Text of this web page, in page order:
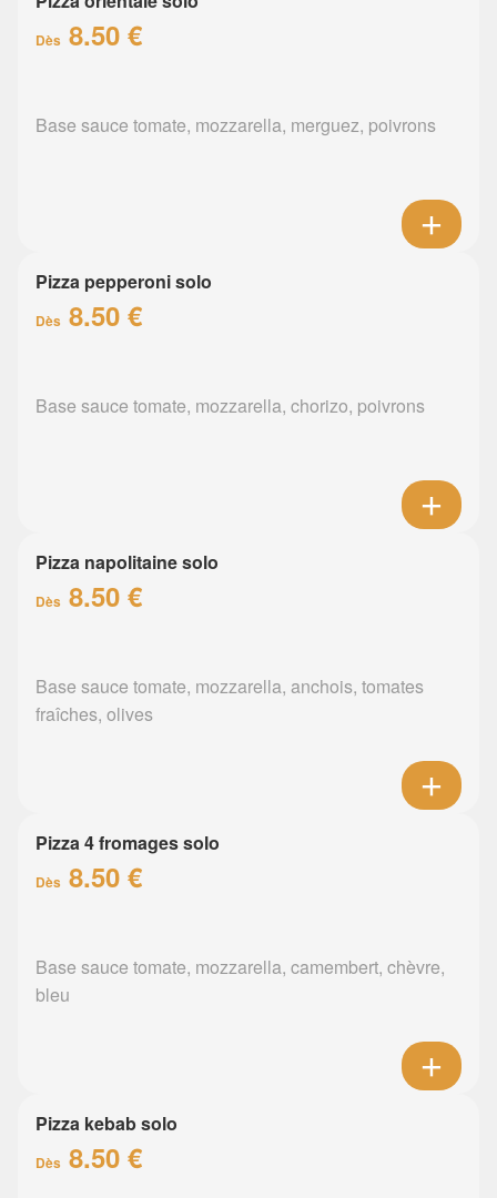
Dès 8.50 €
Base sauce tomate, mozzarella, merguez, poivrons
Pizza pepperoni solo
Dès 8.50 €
Base sauce tomate, mozzarella, chorizo, poivrons
Pizza napolitaine solo
Dès 8.50 €
Base sauce tomate, mozzarella, anchois, tomates
fraîches, olives
Pizza 4 fromages solo
Dès 8.50 €
Base sauce tomate, mozzarella, camembert, chèvre,
bleu
Pizza kebab solo
Dès 8.50 €